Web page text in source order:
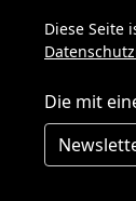
Diese Seite
Die mit